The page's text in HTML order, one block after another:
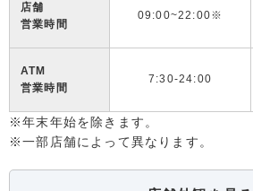
店舗
営業時間
09:00~22:00※
ATM
営業時間
7:30-24:00
※年末年始を除きます。
※一部店舗によって異なります。